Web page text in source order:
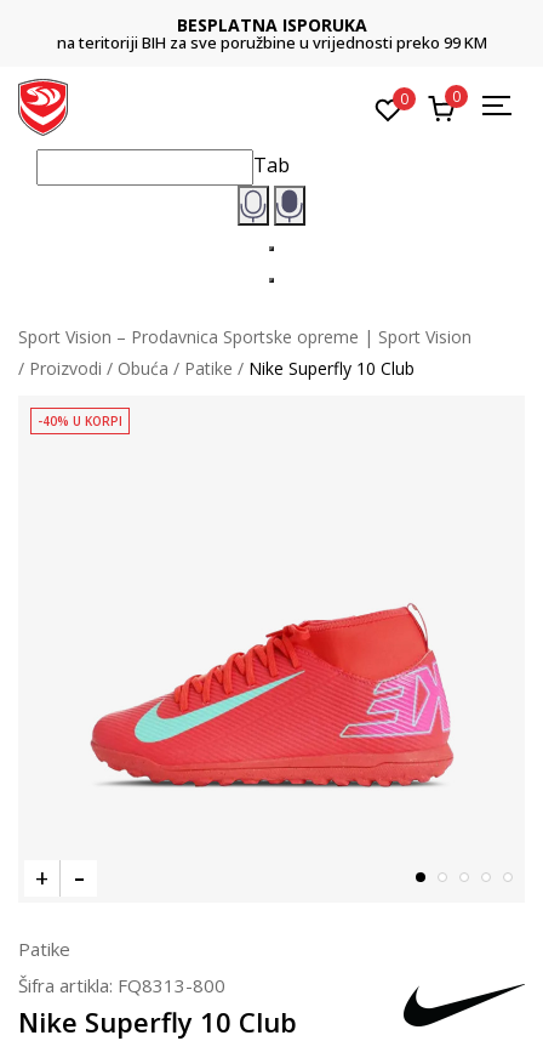
BESPLATNA ISPORUKA
na teritoriji BIH za sve poružbine u vrijednosti preko 99 KM
0 0
Tab
Sport Vision – Prodavnica Sportske opreme | Sport Vision
Proizvodi
Obuća Patike Nike Superfly 10 Club
-40% U KORPI
Patike
Šifra artikla: FQ8313-800
Nike Superfly 10 Club